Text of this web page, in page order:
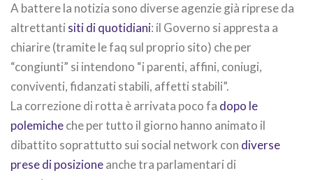
A battere la notizia sono diverse agenzie già riprese da
altrettanti siti di quotidiani: il Governo si appresta a
chiarire (tramite le faq sul proprio sito) che per
“congiunti” si intendono “i parenti, affini, coniugi,
conviventi, fidanzati stabili, affetti stabili”.
La correzione di rotta è arrivata poco fa dopo le
polemicheche per tutto il giorno hanno animato il
dibattito soprattutto sui social network con diverse
prese di posizioneanche tra parlamentari di